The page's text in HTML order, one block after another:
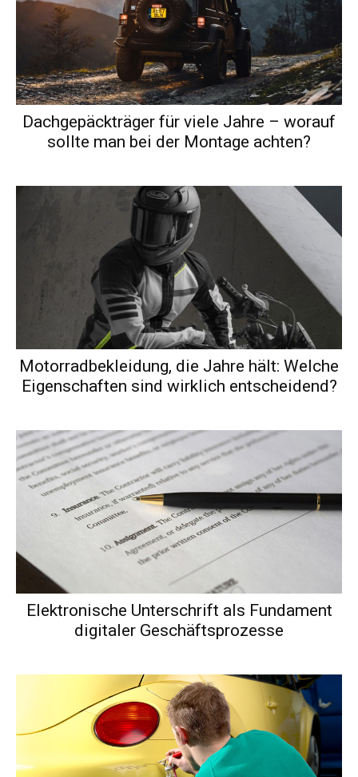
Dachgepäckträger für viele Jahre – worauf
sollte man bei der Montage achten?
Motorradbekleidung, die Jahre hält: Welche
Eigenschaften sind wirklich entscheidend?
Elektronische Unterschrift als Fundament
digitaler Geschäftsprozesse